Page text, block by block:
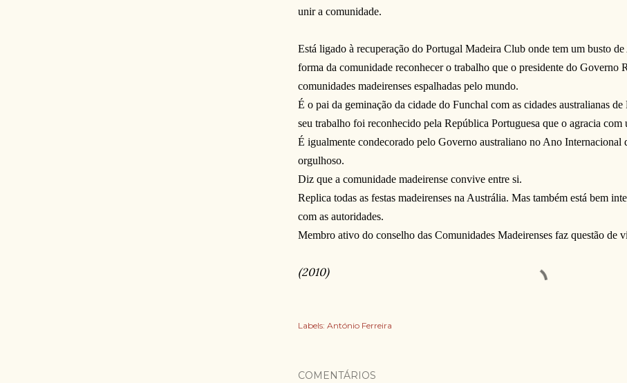
unir a comunidade.
Está ligado à recuperação do Portugal Madeira Club onde tem um busto
forma da comunidade reconhecer o trabalho que o presidente do Governo
comunidades madeirenses espalhadas pelo mundo.
É o pai da geminação da cidade do Funchal com as cidades australianas
seu trabalho foi reconhecido pela República Portuguesa que o agracia com
É igualmente condecorado pelo Governo australiano no Ano Internacional
orgulhoso.
Diz que a comunidade madeirense convive entre si.
Replica todas as festas madeirenses na Austrália. Mas também está bem
com as autoridades.
Membro ativo do conselho das Comunidades Madeirenses faz questão de
(2010)
Labels: António Ferreira
COMENTÁRIOS